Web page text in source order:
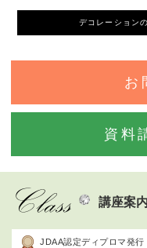
デコレーション
お
資料
講座案内
JDAA認定ディプロマ発行